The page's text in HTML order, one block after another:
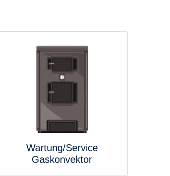
Wartung/Service
Gaskonvektor